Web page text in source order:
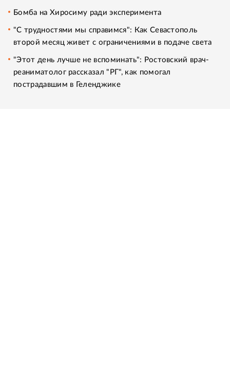
Бомба на Хиросиму ради эксперимента
"С трудностями мы справимся": Как Севастополь
второй месяц живет с ограничениями в подаче света
"Этот день лучше не вспоминать": Ростовский врач-
реаниматолог рассказал "РГ", как помогал
пострадавшим в Геленджике